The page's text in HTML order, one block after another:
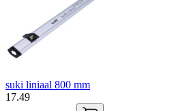
suki liniaal 800 mm
17.49